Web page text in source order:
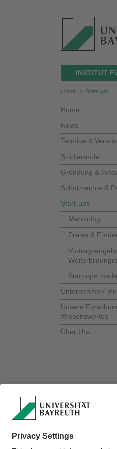
INSTITUT
Home > Start-ups
Home
News
Termine &
Studierende
Gründung &
Schutzrechte &
Start-ups
Mentoring
Preise &
Start-ups
Unternehmer/-
Unsere
Wissenswertes
Über Uns